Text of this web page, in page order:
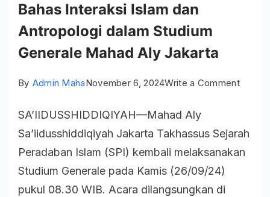
Bahas Interaksi Islam dan
Antropologi dalam Studium
Generale Mahad Aly Jakarta
By Admin MahaNovember 6, 2024Write a Commenton
Aji
SA’IIDUSSHIDDIQIYAH—Mahad Aly
Sa’iidusshiddiqiyah Jakarta Takhassus Sejarah
Peradaban Islam (SPI) kembali melaksanakan
Studium Generale pada Kamis (26/09/24)
pukul 08.30 WIB. Acara dilangsungkan di